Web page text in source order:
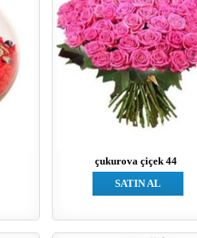
çukurova çiçek 44
SATIN AL